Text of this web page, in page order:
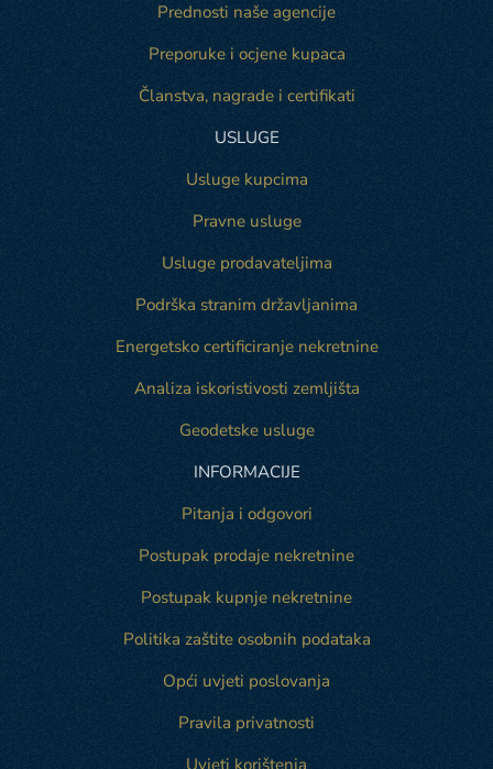
Prednosti naše agencije
Preporuke i ocjene kupaca
Članstva, nagrade i certifikati
USLUGE
Usluge kupcima
Pravne usluge
Usluge prodavateljima
Podrška stranim državljanima
Energetsko certificiranje nekretnine
Analiza iskoristivosti zemljišta
Geodetske usluge
INFORMACIJE
Pitanja i odgovori
Postupak prodaje nekretnine
Postupak kupnje nekretnine
Politika zaštite osobnih podataka
Opći uvjeti poslovanja
Pravila privatnosti